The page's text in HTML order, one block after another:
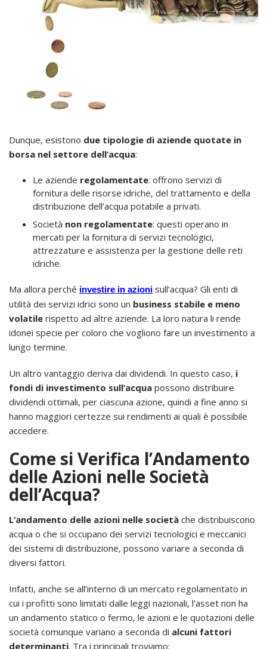
Dunque, esistono due tipologie di aziende quotate in
borsa nel settore dell’acqua:
Le aziende regolamentate: offrono servizi di
fornitura delle risorse idriche, del trattamento e della
distribuzione dell’acqua potabile a privati.
Società non regolamentate: questi operano in
mercati per la fornitura di servizi tecnologici,
attrezzature e assistenza per la gestione delle reti
idriche.
Ma allora perché investire in azioni sull’acqua? Gli enti di
utilità dei servizi idrici sono un business stabile e meno
volatile rispetto ad altre aziende. La loro natura li rende
idonei specie per coloro che vogliono fare un investimento a
lungo termine.
Un altro vantaggio deriva dai dividendi. In questo caso, i
fondi di investimento sull’acqua possono distribuire
dividendi ottimali, per ciascuna azione, quindi a fine anno si
hanno maggiori certezze sui rendimenti ai quali è possibile
accedere.
Come si Verifica l’Andamento
delle Azioni nelle Società
dell’Acqua?
L’andamento delle azioni nelle società che distribuiscono
acqua o che si occupano dei servizi tecnologici e meccanici
dei sistemi di distribuzione, possono variare a seconda di
diversi fattori.
Infatti, anche se all’interno di un mercato regolamentato in
cui i profitti sono limitati dalle leggi nazionali, l’asset non ha
un andamento statico o fermo, le azioni e le quotazioni delle
società comunque variano a seconda di alcuni fattori
determinanti. Tra i principali troviamo: